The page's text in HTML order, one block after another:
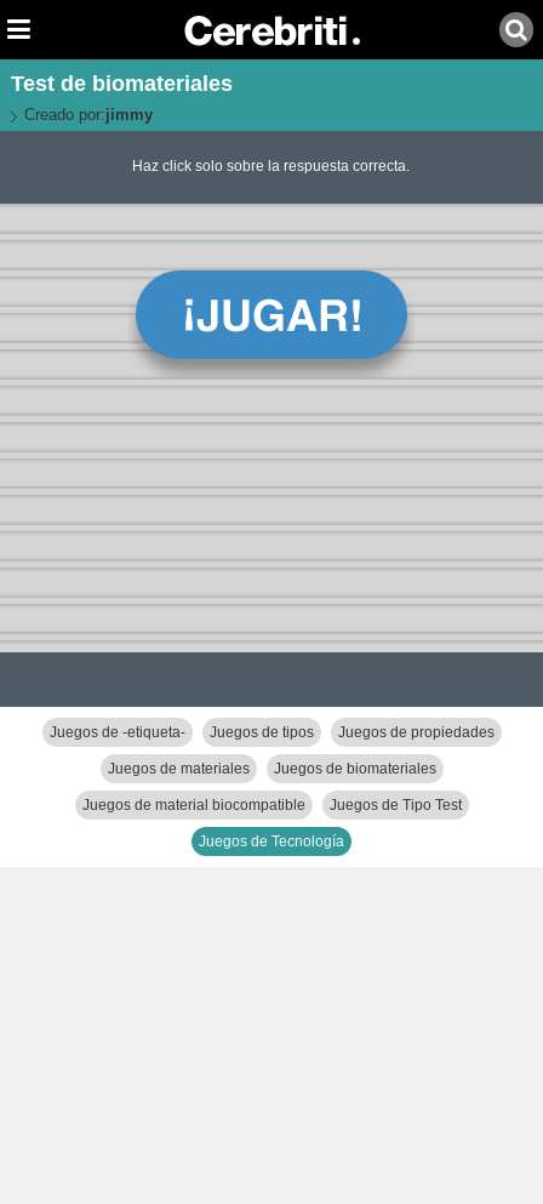
Test de biomateriales
Creado por:jimmy
Haz click solo sobre la respuesta correcta.
Juegos de -etiqueta- Juegos de tipos Juegos de propiedades
Juegos de materiales Juegos de biomateriales
Juegos de material biocompatible Juegos de Tipo Test
Juegos de Tecnología